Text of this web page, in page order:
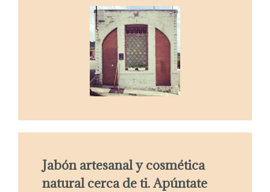
Jabón artesanal y cosmética
natural cerca de ti. Apúntate